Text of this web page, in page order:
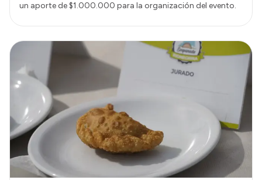
un aporte de $1.000.000 para la organización del evento.